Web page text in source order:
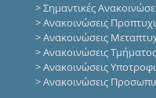
>Σημαντικές
>Ανακοινώσεις
>Ανακοινώσεις
>Ανακοινώσεις Τμήματος
>Ανακοινώσεις
>Ανακοινώσεις